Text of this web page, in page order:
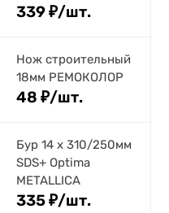
339₽/шт.
Нож строительный
18мм РЕМОКОЛОР
48 ₽/шт.
Бур 14 х 310/250мм
SDS+ Optima
METALLICA
335₽/шт.